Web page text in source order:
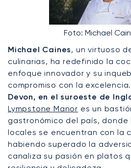
Foto: Michael
Michael Caines, un virtuoso
culinarias, ha redefinido la
enfoque innovador y su
compromiso con la
Devon, en el suroeste de
Lympstone Manor es un
gastronómico del país,
locales se encuentran con la
habiendo superado la
canaliza su pasión en platos